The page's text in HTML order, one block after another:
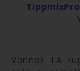
Vannak FA-